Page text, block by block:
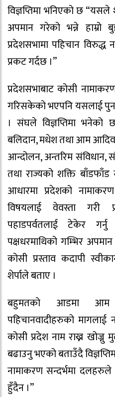
विज्ञप्तिमा भनिएको छ
अपमान गरेको भन्ने हाम्रो
प्रदेशसभामा पहिचान विरुद्ध
प्रकट गर्दछ ।”
प्रदेशसभाबाट कोसी
गरिसकेको भएपनि यसलाई
। संघले विज्ञप्तिमा भनेको
बलिदान, मधेश तथा आम
आन्दोलन, अन्तरिम संविधान,
तथा राज्यको शक्ति
आधारमा प्रदेशको
विषयलाई वेवस्ता गरी
पहाडपर्वतलाई टेकेर
पक्षधरमाथिको गम्भिर
कोसी प्रस्ताव कदापी
शेर्पाले बताए ।
बहुमतको आडमा आम
पहिचानवादीहरुको
कोसी प्रदेश नाम राख्न खोज्नु
बढाउनु भएको बताउँदै
नामाकरण सन्दर्भमा दलहरुले
हुँदैन ।”